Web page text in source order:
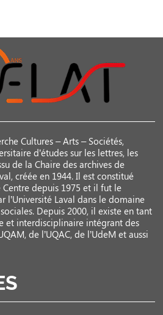
Cultures – Arts – Sociétés,
d’études sur les lettres, les
de la Chaire des archives de
créée en 1944. Il est constitué
depuis 1975 et il fut le
l’Université Laval dans le domaine
Depuis 2000, il existe en tant
et interdisciplinaire intégrant des
de l’UQAC, de l’UdeM et aussi